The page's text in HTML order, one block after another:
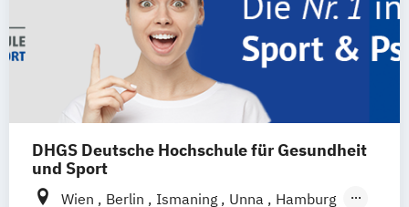
Psychologische Methodenlehre
Sozialpsychologie Sportpsychologie
DHGS Deutsche Hochschule für Gesundheit
und Sport
Wien Berlin Ismaning Unna Hamburg